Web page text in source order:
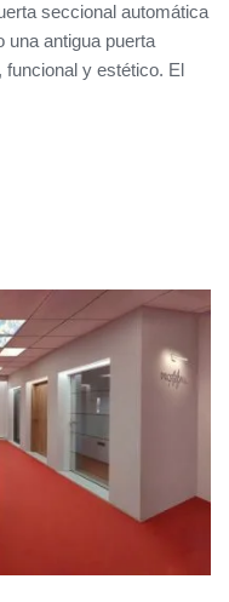
seccional automática
una antigua puerta
funcional y estético. El